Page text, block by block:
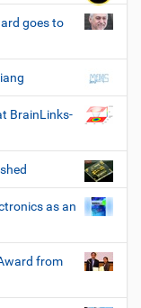
goes to
BrainLinks-
as an
from